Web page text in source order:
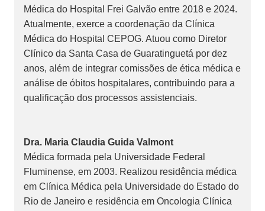
Médica do Hospital Frei Galvão entre 2018 e 2024.
Atualmente, exerce a coordenação da Clínica
Médica do Hospital CEPOG. Atuou como Diretor
Clínico da Santa Casa de Guaratinguetá por dez
anos, além de integrar comissões de ética médica e
análise de óbitos hospitalares, contribuindo para a
qualificação dos processos assistenciais.
Dra. Maria Claudia Guida Valmont
Médica formada pela Universidade Federal
Fluminense, em 2003. Realizou residência médica
em Clínica Médica pela Universidade do Estado do
Rio de Janeiro e residência em Oncologia Clínica